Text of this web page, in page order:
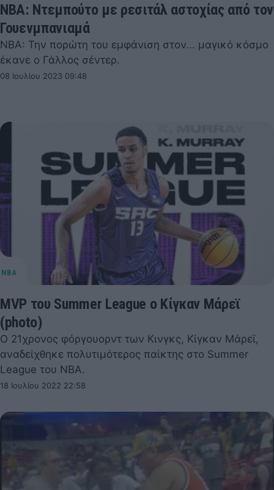
ΝΒΑ: Ντεμπούτο με ρεσιτάλ αστοχίας από τον
Γουενμπανιαμά
NBA: Την πορώτη του εμφάνιση στον... μαγικό κόσμο
έκανε ο Γάλλος σέντερ.
08 Ιουλίου 2023 09:48
MVP του Summer League ο Κίγκαν Μάρεϊ
(photo)
Ο 21χρονος φόργουορντ των Κινγκς, Κίγκαν Μάρεϊ,
αναδείχθηκε πολυτιμότερος παίκτης στο Summer
League του ΝΒΑ.
18 Ιουλίου 2022 22:58